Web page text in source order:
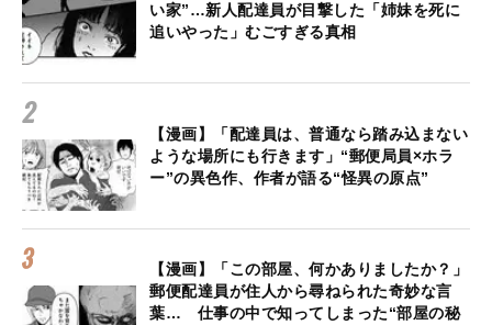
い家”…新人配達員が目撃した「姉妹を死に
追いやった」むごすぎる真相
【漫画】「配達員は、普通なら踏み込まない
ような場所にも行きます」“郵便局員×ホラ
ー”の異色作、作者が語る“怪異の原点”
【漫画】「この部屋、何かありましたか？」
郵便配達員が住人から尋ねられた奇妙な言
葉… 仕事の中で知ってしまった“部屋の秘